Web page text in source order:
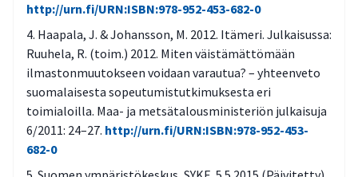
http://urn.fi/URN:ISBN:978-952-453-682-0
Haapala, J. & Johansson, M. 2012. Itämeri. Julkaisussa:
Ruuhela, R. (toim.) 2012. Miten väistämättömään
ilmastonmuutokseen voidaan varautua? – yhteenveto
suomalaisesta sopeutumistutkimuksesta eri
toimialoilla. Maa- ja metsätalousministeriön julkaisuja
6/2011: 24–27. http://urn.fi/URN:ISBN:978-952-453-
682-0